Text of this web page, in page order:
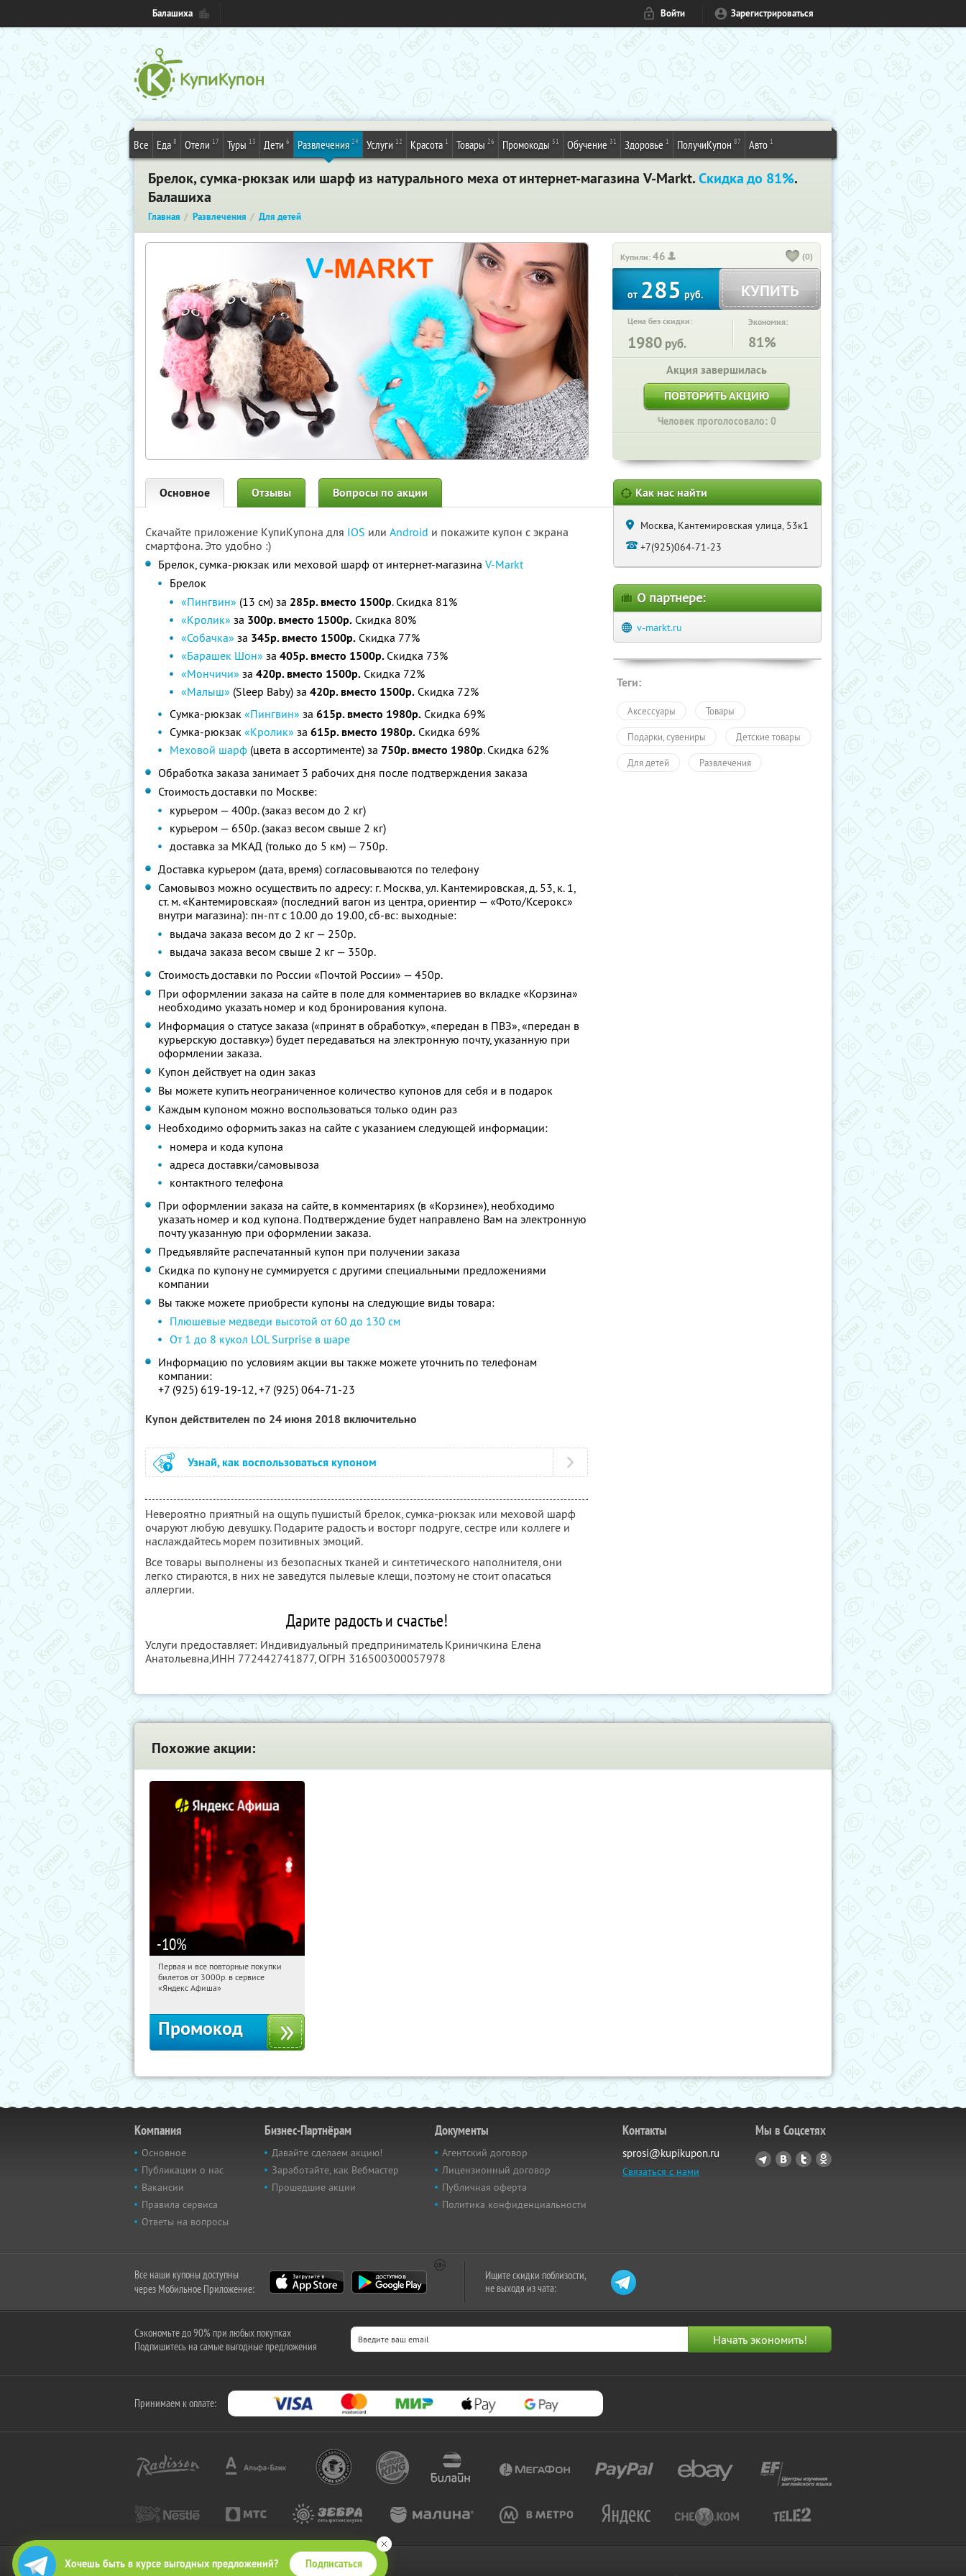
Хочешь быть в курсе выгодных предложений? Подписаться
Балашиха Войти Зарегистрироваться
Все Еда 8 Отели 17 Туры 13 Дети 6 Развлечения 24 Услуги 12 Красота 1 Товары 26 Промокоды 51 Обучение 31 Здоровье 1 ПолучиКупон 87 Авто 1
Брелок, сумка-рюкзак или шарф из натурального меха от интернет-магазина V-Markt.Скидка до 81%.
Балашиха
Главная Развлечения Для детей
Купили:46 (0)
от285руб. КУПИТЬ
Цена без скидки:
1980 руб.
Экономия:
81%
Акция завершилась
ПОВТОРИТЬ АКЦИЮ
Человек проголосовало: 0
Основное Отзывы Вопросы по акции
Скачайте приложение КупиКупона для IOS или Android и покажите купон с экрана
смартфона. Это удобно :)
Брелок, сумка-рюкзак или меховой шарф от интернет-магазина V-Markt
Брелок
«Пингвин» (13 см) за 285р. вместо 1500р. Скидка 81%
«Кролик» за 300р. вместо 1500р. Скидка 80%
«Собачка» за 345р. вместо 1500р. Скидка 77%
«Барашек Шон» за 405р. вместо 1500р. Скидка 73%
«Мончичи» за 420р. вместо 1500р. Скидка 72%
«Малыш» (Sleep Baby) за 420р. вместо 1500р. Скидка 72%
Сумка-рюкзак «Пингвин» за 615р. вместо 1980р. Скидка 69%
Сумка-рюкзак «Кролик» за 615р. вместо 1980р. Скидка 69%
Меховой шарф (цвета в ассортименте) за 750р. вместо 1980р. Скидка 62%
Обработка заказа занимает 3 рабочих дня после подтверждения заказа
Стоимость доставки по Москве:
курьером — 400р. (заказ весом до 2 кг)
курьером — 650р. (заказ весом свыше 2 кг)
доставка за МКАД (только до 5 км) — 750р.
Доставка курьером (дата, время) согласовываются по телефону
Самовывоз можно осуществить по адресу: г. Москва, ул. Кантемировская, д. 53, к. 1,
ст. м. «Кантемировская» (последний вагон из центра, ориентир — «Фото/Ксерокс»
внутри магазина): пн-пт c 10.00 до 19.00, сб-вс: выходные:
выдача заказа весом до 2 кг — 250р.
выдача заказа весом свыше 2 кг — 350р.
Стоимость доставки по России «Почтой России» — 450р.
При оформлении заказа на сайте в поле для комментариев во вкладке «Корзина»
необходимо указать номер и код бронирования купона.
Информация о статусе заказа («принят в обработку», «передан в ПВЗ», «передан в
курьерскую доставку») будет передаваться на электронную почту, указанную при
оформлении заказа.
Купон действует на один заказ
Вы можете купить неограниченное количество купонов для себя и в подарок
Каждым купоном можно воспользоваться только один раз
Необходимо оформить заказ на сайте с указанием следующей информации:
номера и кода купона
адреса доставки/самовывоза
контактного телефона
При оформлении заказа на сайте, в комментариях (в «Корзине»), необходимо
указать номер и код купона. Подтверждение будет направлено Вам на электронную
почту указанную при оформлении заказа.
Предъявляйте распечатанный купон при получении заказа
Скидка по купону не суммируется с другими специальными предложениями
компании
Вы также можете приобрести купоны на следующие виды товара:
Плюшевые медведи высотой от 60 до 130 см
От 1 до 8 кукол LOL Surprise в шаре
Информацию по условиям акции вы также можете уточнить по телефонам
компании:
+7 (925) 619-19-12, +7 (925) 064-71-23
Купон действителен по 24 июня 2018 включительно
Узнай, как воспользоваться купоном
Невероятно приятный на ощупь пушистый брелок, сумка-рюкзак или меховой шарф
очаруют любую девушку. Подарите радость и восторг подруге, сестре или коллеге и
наслаждайтесь морем позитивных эмоций.
Все товары выполнены из безопасных тканей и синтетического наполнителя, они
легко стираются, в них не заведутся пылевые клещи, поэтому не стоит опасаться
аллергии.
Дарите радость и счастье!
Услуги предоставляет: Индивидуальный предприниматель Криничкина Елена
Анатольевна,ИНН 772442741877, ОГРН 316500300057978
Как нас найти
Москва, Кантемировская улица, 53к1
+7(925)064-71-23
О партнере:
v-markt.ru
Теги:
Аксессуары Товары
Подарки, сувениры Детские товары
Для детей Развлечения
Похожие акции:
-10%
20:11:39 Получили:
Россия
Первая и все повторные покупки
билетов от 3000р. в сервисе
«Яндекс Афиша»
Промокод
Компания
Основное
Публикации о нас
Вакансии
Правила сервиса
Ответы на вопросы
Бизнес-Партнёрам
Давайте сделаем акцию!
Заработайте, как Вебмастер
Прошедшие акции
Документы
Агентский договор
Лицензионный договор
Публичная оферта
Политика конфиденциальности
Контакты
sprosi@kupikupon.ru
Связаться с нами
Мы в Соцсетях
Все наши купоны доступны
через Мобильное Приложение:
Ищите скидки поблизости,
не выходя из чата:
Сэкономьте до 90% при любых покупках
Подпишитесь на самые выгодные предложения
Принимаем к оплате:
2010-2026 © КупиКупон. Все права защищены.